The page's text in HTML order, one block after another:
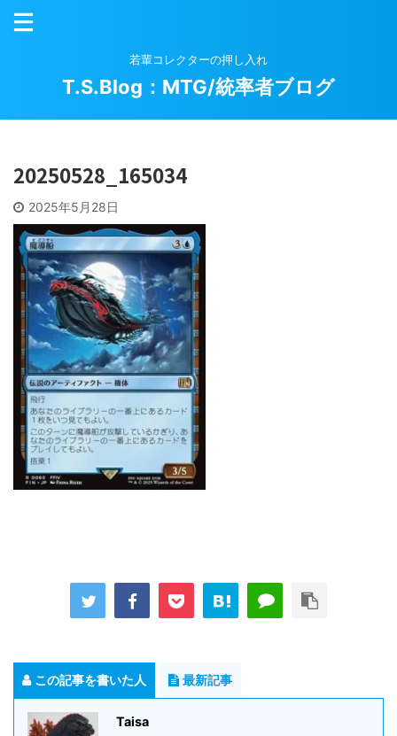
若輩コレクターの押し入れ
T.S.Blog：MTG/統率者ブログ
20250528_165034
2025年5月28日
この記事を書いた人 最新記事
Taisa